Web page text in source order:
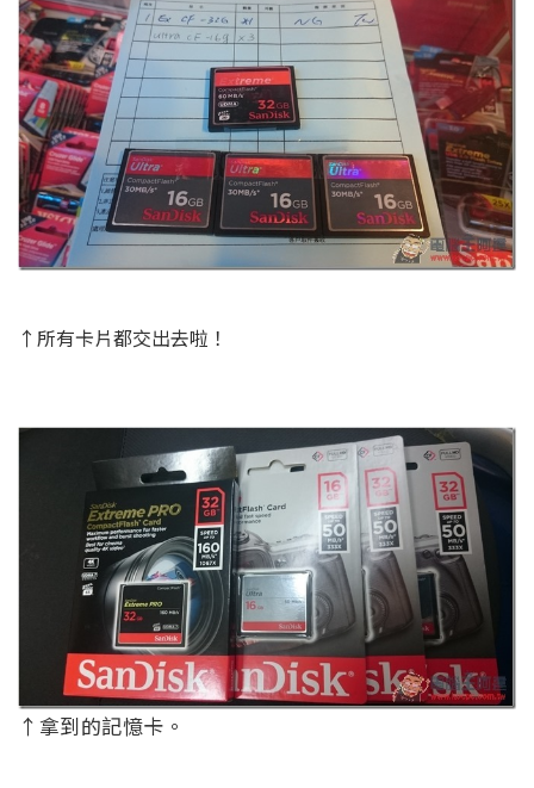
↑所有卡片都交出去啦！
↑拿到的記憶卡。